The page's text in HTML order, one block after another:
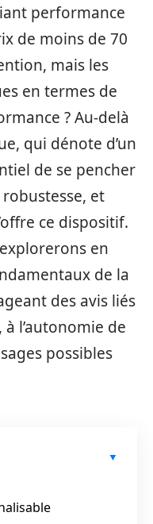
performance
de moins de 70
mais les
en termes de
? Au-delà
qui dénote d’un
de se pencher
et
ce dispositif.
en
de la
des avis liés
l’autonomie de
possibles